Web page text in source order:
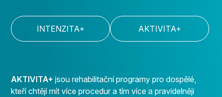
INTENZITA+ AKTIVITA+
AKTIVITA+ jsou rehabilitační programy pro dospělé,
kteří chtějí mít více procedur a tím více a pravidelněji